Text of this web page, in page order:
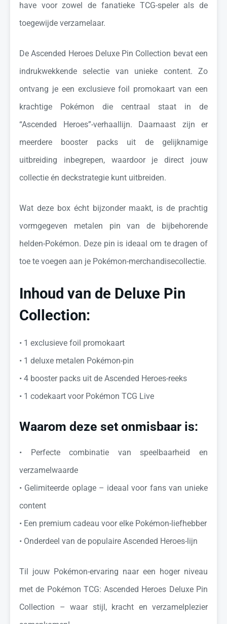
have voor zowel de fanatieke TCG-speler als de
toegewijde verzamelaar.
De Ascended Heroes Deluxe Pin Collection bevat een
indrukwekkende selectie van unieke content. Zo
ontvang je een exclusieve foil promokaart van een
krachtige Pokémon die centraal staat in de
“Ascended Heroes”-verhaallijn. Daarnaast zijn er
meerdere booster packs uit de gelijknamige
uitbreiding inbegrepen, waardoor je direct jouw
collectie én deckstrategie kunt uitbreiden.
Wat deze box écht bijzonder maakt, is de prachtig
vormgegeven metalen pin van de bijbehorende
helden-Pokémon. Deze pin is ideaal om te dragen of
toe te voegen aan je Pokémon-merchandisecollectie.
Inhoud van de Deluxe Pin
Collection:
•⁠ ⁠1 exclusieve foil promokaart
•⁠ ⁠1 deluxe metalen Pokémon-pin
•⁠ ⁠4 booster packs uit de Ascended Heroes-reeks
•⁠ ⁠1 codekaart voor Pokémon TCG Live
Waarom deze set onmisbaar is:
•⁠ ⁠Perfecte combinatie van speelbaarheid en
verzamelwaarde
•⁠ ⁠Gelimiteerde oplage – ideaal voor fans van unieke
content
•⁠ ⁠Een premium cadeau voor elke Pokémon-liefhebber
•⁠ ⁠Onderdeel van de populaire Ascended Heroes-lijn
Til jouw Pokémon-ervaring naar een hoger niveau
met de Pokémon TCG: Ascended Heroes Deluxe Pin
Collection – waar stijl, kracht en verzamelplezier